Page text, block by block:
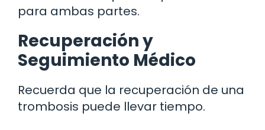
para ambas partes.
Recuperación y
Seguimiento Médico
Recuerda que la recuperación de una
trombosis puede llevar tiempo.